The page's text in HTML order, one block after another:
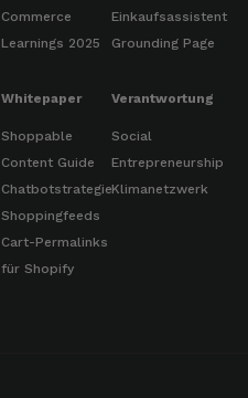
Commerce
Learnings 2025
Whitepaper
Shoppable
Content Guide
Chatbotstrategie
Shoppingfeeds
Cart-Permalinks
für Shopify
Einkaufsassistent
Grounding Page
Verantwortung
Social
Entrepreneurship
Klimanetzwerk